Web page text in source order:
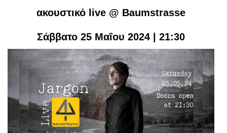
Personal Data
Information
Είσοδος διαχειριστή
ακουστικό live @ Baumstrasse
Σάββατο 25 Μαΐου 2024 | 21:30